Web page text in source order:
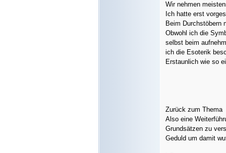
Wir nehmen
Ich hatte erst
Beim Durchstöbern
Obwohl ich die
selbst beim
ich die Esoterik
Erstaunlich wie so
Zurück zum Thema
Also eine
Grundsätzen zu
Geduld um damit